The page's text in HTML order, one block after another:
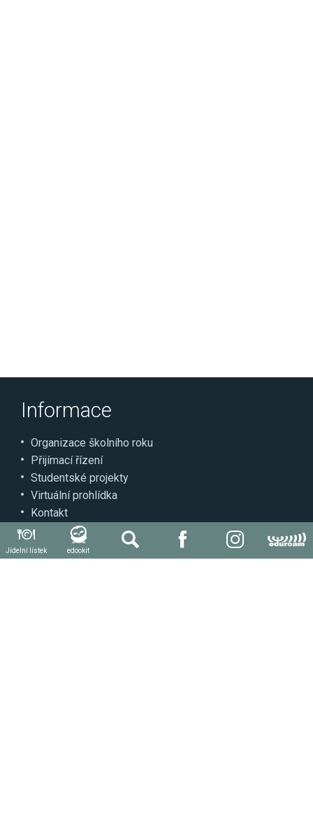
Jídelní lístek edookit
Informace
Organizace školního roku
Přijímací řízení
Studentské projekty
Virtuální prohlídka
Kontakt
Může se hodit